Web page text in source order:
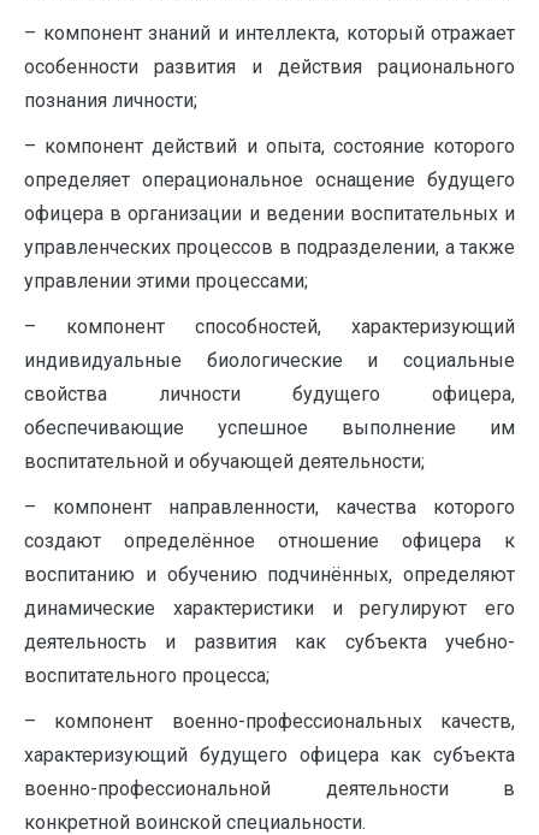
– компонент знаний и интеллекта, который отражает
особенности развития и действия рационального
познания личности;
– компонент действий и опыта, состояние которого
определяет операциональное оснащение будущего
офицера в организации и ведении воспитательных и
управленческих процессов в подразделении, а также
управлении этими процессами;
– компонент способностей, характеризующий
индивидуальные биологические и социальные
свойства личности будущего офицера,
обеспечивающие успешное выполнение им
воспитательной и обучающей деятельности;
– компонент направленности, качества которого
создают определённое отношение офицера к
воспитанию и обучению подчинённых, определяют
динамические характеристики и регулируют его
деятельность и развития как субъекта учебно-
воспитательного процесса;
– компонент военно-профессиональных качеств,
характеризующий будущего офицера как субъекта
военно-профессиональной деятельности в
конкретной воинской специальности.